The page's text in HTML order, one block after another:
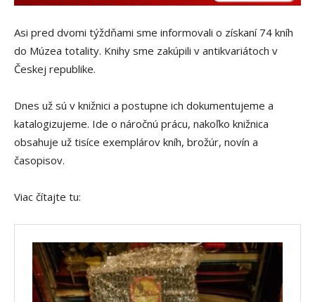
Asi pred dvomi týždňami sme informovali o získaní 74 kníh
do Múzea totality. Knihy sme zakúpili v antikvariátoch v
Českej republike.
Dnes už sú v knižnici a postupne ich dokumentujeme a
katalogizujeme. Ide o náročnú prácu, nakoľko knižnica
obsahuje už tisíce exemplárov kníh, brožúr, novín a
časopisov.
Viac čítajte tu: